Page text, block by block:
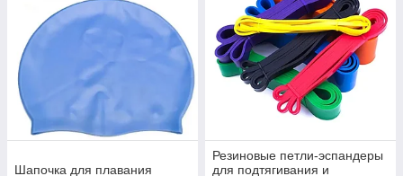
Шапочка для плавания
Резиновые петли-эспандеры
для подтягивания и